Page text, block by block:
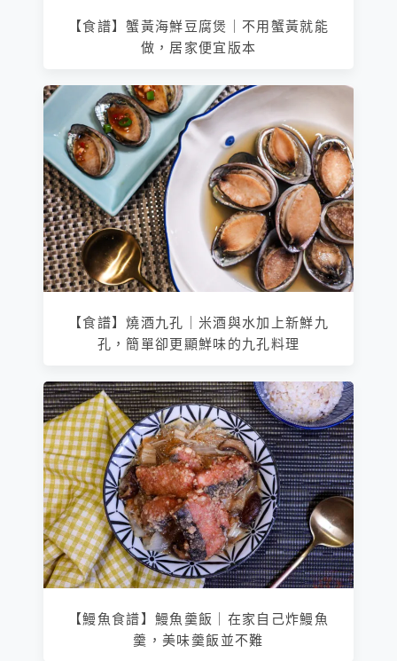
【食譜】蟹黃海鮮豆腐煲｜不用蟹黃就能
做，居家便宜版本
【食譜】燒酒九孔｜米酒與水加上新鮮九
孔，簡單卻更顯鮮味的九孔料理
【鰻魚食譜】鰻魚羹飯｜在家自己炸鰻魚
羹，美味羹飯並不難